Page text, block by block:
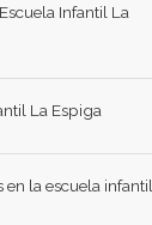
Infantil La
La Espiga
la escuela infantil